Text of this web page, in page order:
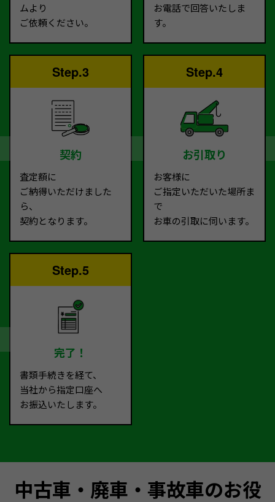
ムより
ご依頼ください。
お電話で回答いたしま
す。
Step.3
契約
査定額に
ご納得いただけました
ら、
契約となります。
Step.4
お引取り
お客様に
ご指定いただいた場所ま
で
お車の引取に伺います。
Step.5
完了！
書類手続きを経て、
当社から指定口座へ
お振込いたします。
中古車・廃車・事故車のお役